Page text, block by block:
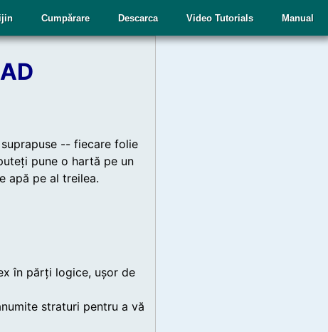
Manual
Video Tutorials
Descarca
Cumpărare
-- fiecare folie
pune o hartă pe un
apă pe al treilea.
în părți logice, ușor de
straturi pentru a vă